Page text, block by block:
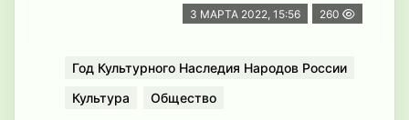
3 МАРТА 2022, 15:56 260
Год Культурного Наследия Народов России
Культура
Общество